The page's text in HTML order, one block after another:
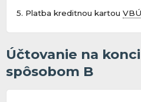
5. Platba kreditnou kartouVBÚ
Účtovanie na
spôsobom B